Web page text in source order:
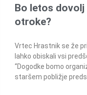
Bo letos dovolj
otroke?
Vrtec Hrastnik se že
lahko obiskali vsi
“Dogodke bomo
staršem pobližje